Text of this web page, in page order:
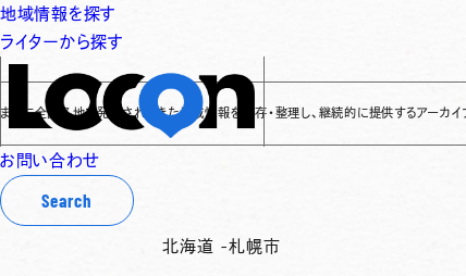
地域情報を探す
ライターから探す
お問い合わせ
Search
で発信されてきた地域情報を保存・整理し、継続的に提供するアーカイブサイトです✌
北海道 -札幌市